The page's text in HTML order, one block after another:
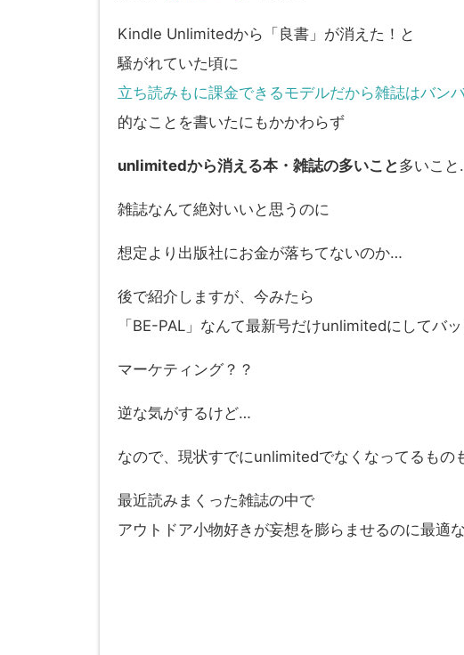
Kindle Unlimitedから「良書」が消えた！と
騒がれていた頃に
立ち読みもに課金できるモデルだから雑誌はバン
的なことを書いたにもかかわらず
unlimitedから消える本・雑誌の多いこと 多いこ
雑誌なんて絶対いいと思うのに
想定より出版社にお金が落ちてないのか…
後で紹介しますが、今みたら
「BE-PAL」なんて最新号だけunlimitedにしてバ
マーケティング？？
逆な気がするけど…
なので、現状すでにunlimitedでなくなってるもの
最近読みまくった雑誌の中で
アウトドア小物好きが妄想を膨らませるのに最適